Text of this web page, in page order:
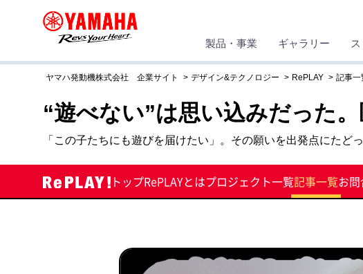
製品・事業 ギャラリー
ヤマハ発動機株式会社 企業サイト デザイン&テクノロジー RePLAY 記事一
“遊べない”は思い込みだった
「この子たちにも遊びを届けたい」。その願いを出発点にたど
トップRePLAYとはプロジェクト一覧記事一覧お